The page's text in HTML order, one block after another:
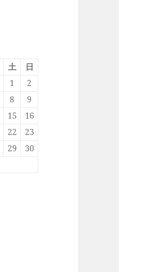
土
日
1
2
8
9
15
16
22
23
29
30